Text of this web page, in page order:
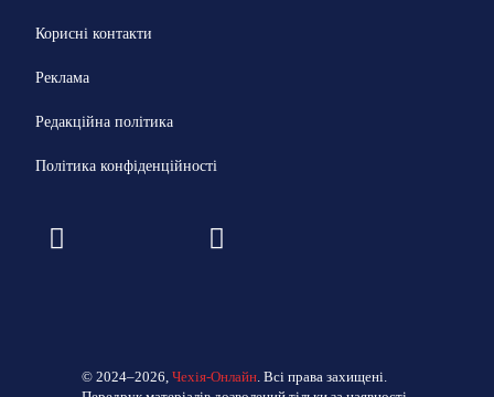
Корисні контакти
Реклама
Редакційна політика
Політика конфіденційності
© 2024–2026,Чехія-Онлайн . Всі права захищені.